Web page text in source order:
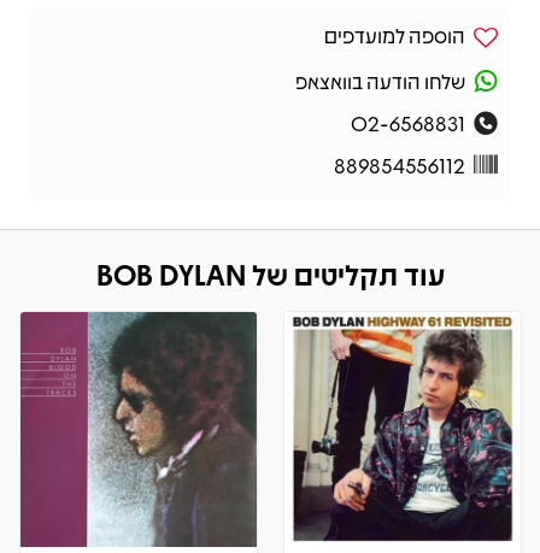
הוספה למועדפים
שלחו הודעה בוואצאפ
02-6568831
889854556112
עוד תקליטים של BOB DYLAN